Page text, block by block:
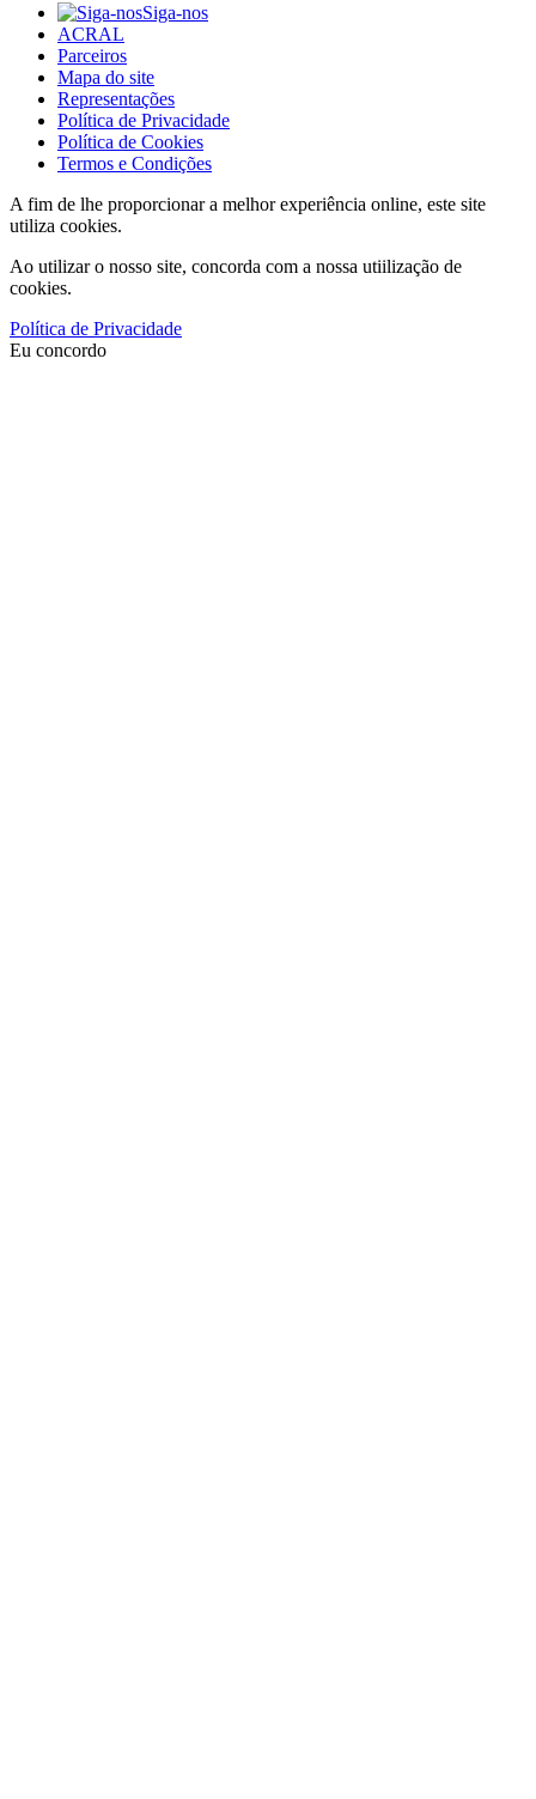
Siga-nos
ACRAL
Parceiros
Mapa do site
Representações
Política de Privacidade
Política de Cookies
Termos e Condições
A fim de lhe proporcionar a melhor experiência online, este site
utiliza cookies.
Ao utilizar o nosso site, concorda com a nossa utiilização de
cookies.
Política de Privacidade
Eu concordo